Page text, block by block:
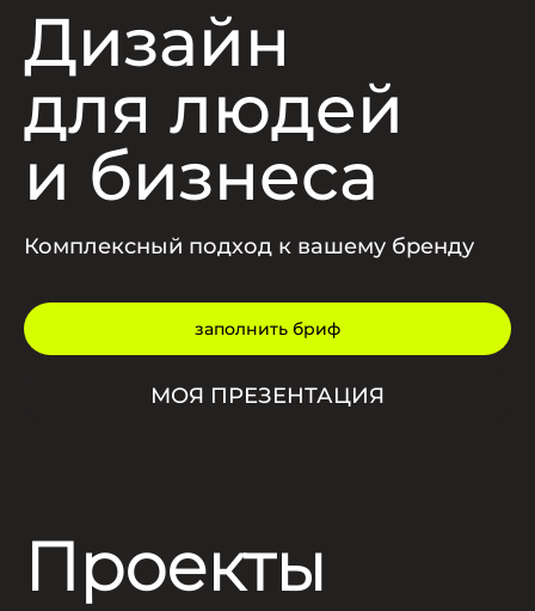
Дизайн
для людей
и бизнеса
Комплексный подход к вашему бренду
заполнить бриф
МОЯ ПРЕЗЕНТАЦИЯ
Проекты